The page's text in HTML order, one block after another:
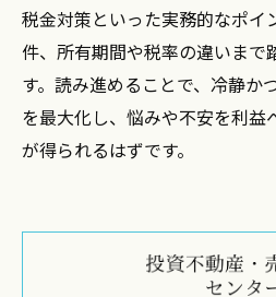
税金対策といった実務的なポイ
件、所有期間や税率の違いまで
す。読み進めることで、冷静か
を最大化し、悩みや不安を利益
が得られるはずです。